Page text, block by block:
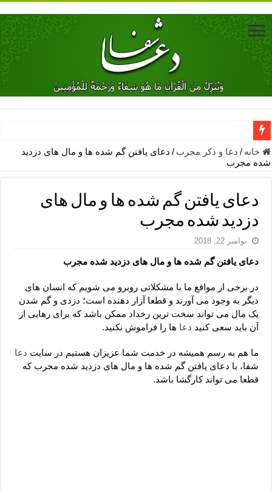
دعای جلب محبت فوری معشوق – دعای جلب محبت شوهر
دعای مشکل گشا برای رفع فقر – ذکرهای روزی‌ بخش
معجزات دعای یا من اظهر الجمیل – دعای یا من اظهر الجمیل برای
مهم ترین اذکار الهی و فضیلت آن ها – ذکر مخصوص مستجاب الدعوه
دعا برای ترس بچه ها در خواب – دعای ترس و بی خوابی کودکان
لا حول ولا قوة الا بالله برای چشم زخم – دعای چشم زخم ماشاالله
دعای قوی رفع ترس – دعای مجرب برای آرامش قلب و رفع اضطراب
دعا برای پولدار شدن در یک روز – دعای ثروت حضرت سلیمان
خانه / دعا و ذکر مجرب / دعای یافتن گم شده ها و مال های دزدید
شده مجرب
دعای یافتن گم شده ها و مال های
دزدید شده مجرب
نوامبر 22, 2018
دعای یافتن گم شده ها و مال های دزدید شده مجرب
در برخی از مواقع ما با مشکلاتی روبرو می شویم که انسان های
دیگر به وجود می آورند و قطعا آزار دهنده است؛ دزدی و گم شدن
یک مال می تواند سخت ترین رخداد ممکن باشد که برای رهایی از
آن باید سعی کنید دعا ها را فراموش نکنید.
ما هم به رسم همیشه در خدمت شما عزیزان هستیم در سایت دعا
شفا، با دعای یافتن گم شده ها و مال های دزدید شده مجرب که
قطعا می تواند کارگشا باشد.